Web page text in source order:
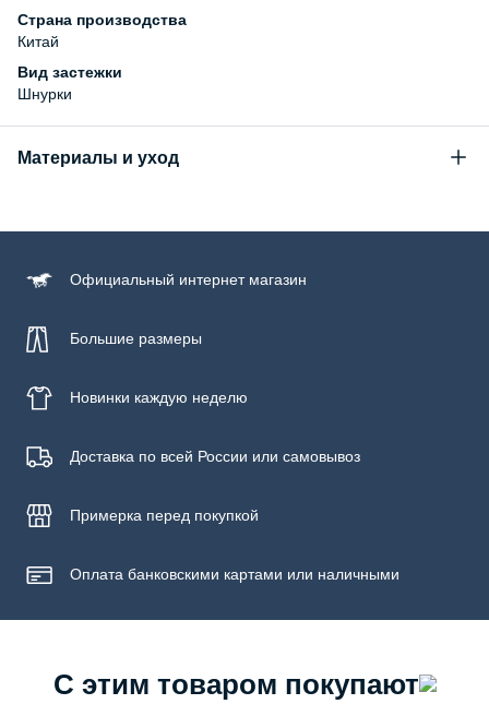
Страна производства
Китай
Вид застежки
Шнурки
Материалы и уход
верх: 100% полиуретан, подкладка: 70% полиэстер, 30%
Официальный интернет магазин
Большие размеры
Новинки каждую неделю
Доставка по всей России или самовывоз
Примерка перед покупкой
Оплата банковскими картами или наличными
С этим товаром покупают